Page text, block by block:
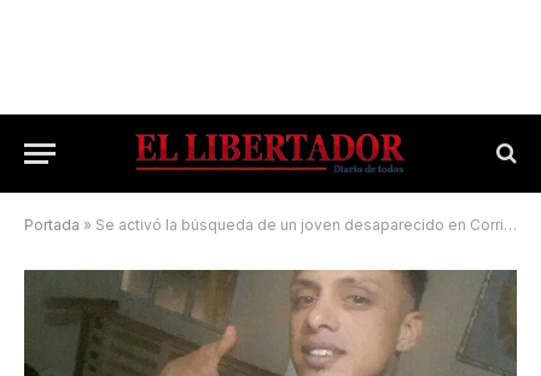
Portada » Se activó la búsqueda de un joven desaparecido en Corrientes